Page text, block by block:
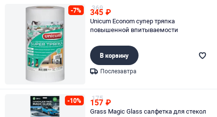
-7% 369
345 ₽
Unicum Econom супер тряпка
повышенной впитываемости
В корзину
Послезавтра
-10% 175
157 ₽
Grass Magic Glass салфетка для стекол